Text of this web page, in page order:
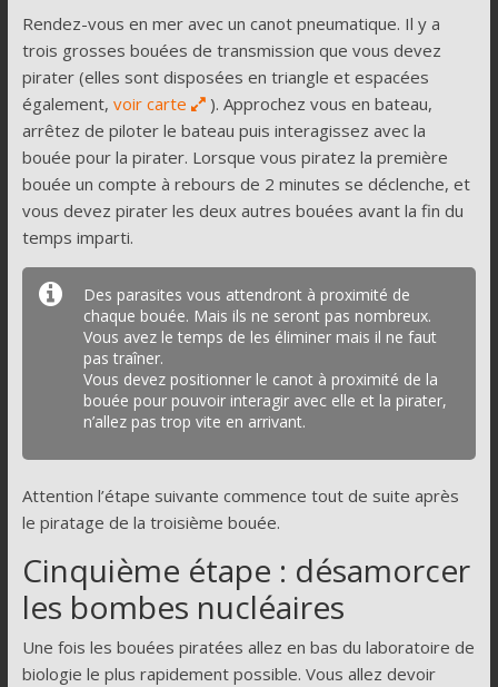
Rendez-vous en mer avec un canot pneumatique. Il y a
trois grosses bouées de transmission que vous devez
pirater (elles sont disposées en triangle et espacées
également, voir carte
). Approchez vous en bateau,
arrêtez de piloter le bateau puis interagissez avec la
bouée pour la pirater. Lorsque vous piratez la première
bouée un compte à rebours de 2 minutes se déclenche, et
vous devez pirater les deux autres bouées avant la fin du
temps imparti.
Des parasites vous attendront à proximité de
chaque bouée. Mais ils ne seront pas nombreux.
Vous avez le temps de les éliminer mais il ne faut
pas traîner.
Vous devez positionner le canot à proximité de la
bouée pour pouvoir interagir avec elle et la pirater,
n’allez pas trop vite en arrivant.
Attention l’étape suivante commence tout de suite après
le piratage de la troisième bouée.
Cinquième étape : désamorcer
les bombes nucléaires
Une fois les bouées piratées allez en bas du laboratoire de
biologie le plus rapidement possible. Vous allez devoir